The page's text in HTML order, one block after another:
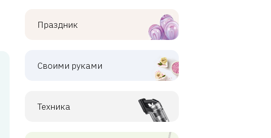
Праздник
Своими руками
Техника